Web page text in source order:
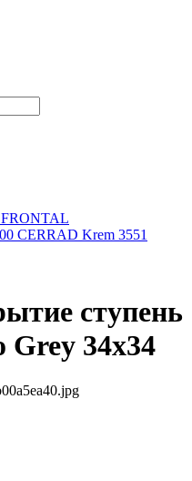
CERRAD Krem 3551
ступень
Grey 34x34